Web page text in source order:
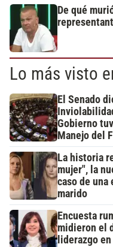
De qué
Lo más visto
El Senado
Gobierno
Manejo del
La historia
mujer", la
caso de una
marido
Encuesta
midieron el
liderazgo